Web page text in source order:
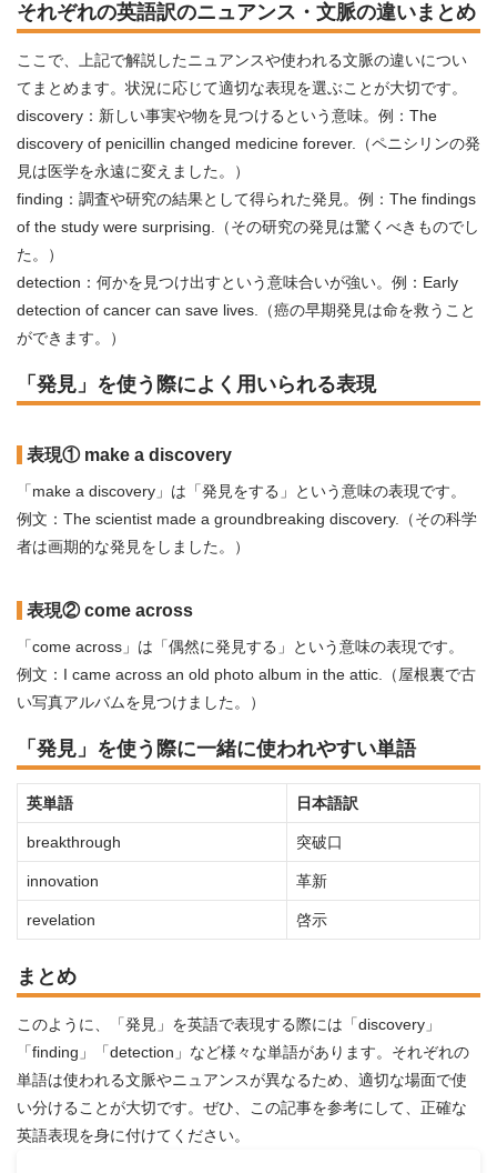
それぞれの英語訳のニュアンス・文脈の違いまとめ
ここで、上記で解説したニュアンスや使われる文脈の違いについ
てまとめます。状況に応じて適切な表現を選ぶことが大切です。
discovery：新しい事実や物を見つけるという意味。例：The
discovery of penicillin changed medicine forever.（ペニシリンの発
見は医学を永遠に変えました。）
finding：調査や研究の結果として得られた発見。例：The findings
of the study were surprising.（その研究の発見は驚くべきものでし
た。）
detection：何かを見つけ出すという意味合いが強い。例：Early
detection of cancer can save lives.（癌の早期発見は命を救うこと
ができます。）
「発見」を使う際によく用いられる表現
表現① make a discovery
「make a discovery」は「発見をする」という意味の表現です。
例文：The scientist made a groundbreaking discovery.（その科学
者は画期的な発見をしました。）
表現② come across
「come across」は「偶然に発見する」という意味の表現です。
例文：I came across an old photo album in the attic.（屋根裏で古
い写真アルバムを見つけました。）
「発見」を使う際に一緒に使われやすい単語
英単語 日本語訳
breakthrough 突破口
innovation 革新
revelation 啓示
まとめ
このように、「発見」を英語で表現する際には「discovery」
「finding」「detection」など様々な単語があります。それぞれの
単語は使われる文脈やニュアンスが異なるため、適切な場面で使
い分けることが大切です。ぜひ、この記事を参考にして、正確な
英語表現を身に付けてください。